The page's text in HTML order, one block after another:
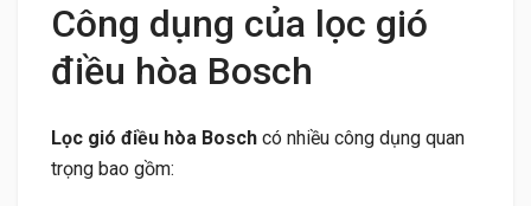
Công dụng của lọc gió
điều hòa Bosch
Lọc gió điều hòa Bosch có nhiều công dụng quan
trọng bao gồm: